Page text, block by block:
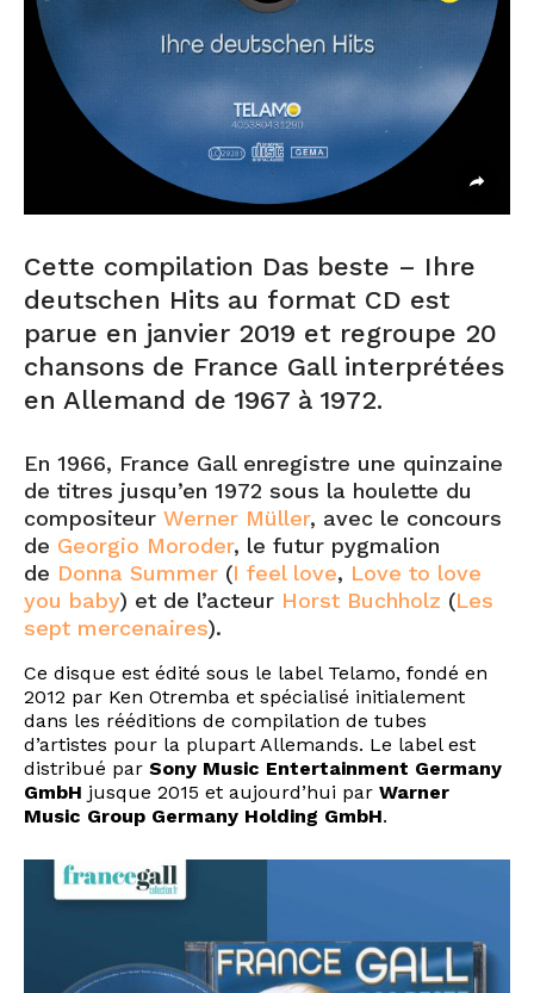
Cette compilation Das beste – Ihre
deutschen Hits au format CD est
parue en janvier 2019 et regroupe 20
chansons de France Gall interprétées
en Allemand de 1967 à 1972.
En 1966, France Gall enregistre une quinzaine
de titres jusqu’en 1972 sous la houlette du
compositeur Werner Müller, avec le concours
de Georgio Moroder, le futur pygmalion
de Donna Summer (I feel love, Love to love
you baby) et de l’acteur Horst Buchholz (Les
sept mercenaires).
Ce disque est édité sous le label Telamo, fondé en
2012 par Ken Otremba et spécialisé initialement
dans les rééditions de compilation de tubes
d’artistes pour la plupart Allemands. Le label est
distribué par Sony Music Entertainment Germany
GmbH jusque 2015 et aujourd’hui par Warner
Music Group Germany Holding GmbH.